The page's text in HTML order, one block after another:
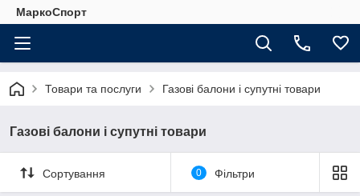
МаркоСпорт
Товари та послуги Газові балони і супутні товари
Газові балони і супутні товари
Сортування 0 Фільтри